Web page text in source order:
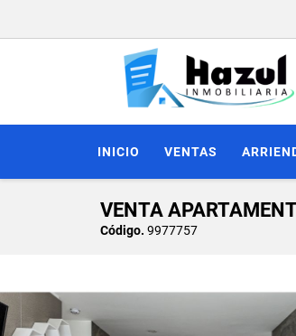
INICIO VENTAS
VENTA
Código. 9977757